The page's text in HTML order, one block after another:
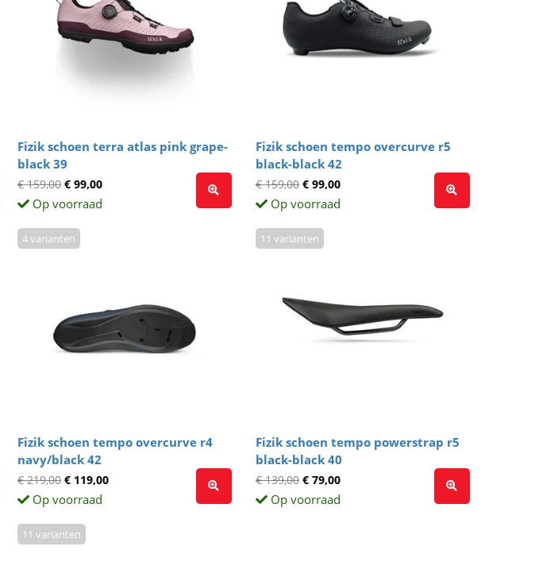
Fizik schoen terra atlas pink grape-
black 39
€ 159,00 € 99,00
Op voorraad
Fizik schoen tempo overcurve r5
black-black 42
€ 159,00 € 99,00
Op voorraad
Fizik schoen tempo overcurve r4
navy/black 42
4 varianten
€ 219,00 € 119,00
Op voorraad
Fizik schoen tempo powerstrap r5
black-black 40
11 varianten
€ 139,00 € 79,00
Op voorraad
11 varianten